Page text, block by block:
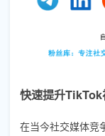
快速提升TikTok
在当今社交媒体竞